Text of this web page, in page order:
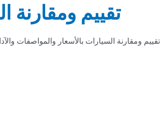
تقييم ومقارنة
تقييم ومقارنة السيارات بالأسعار والمواصفات